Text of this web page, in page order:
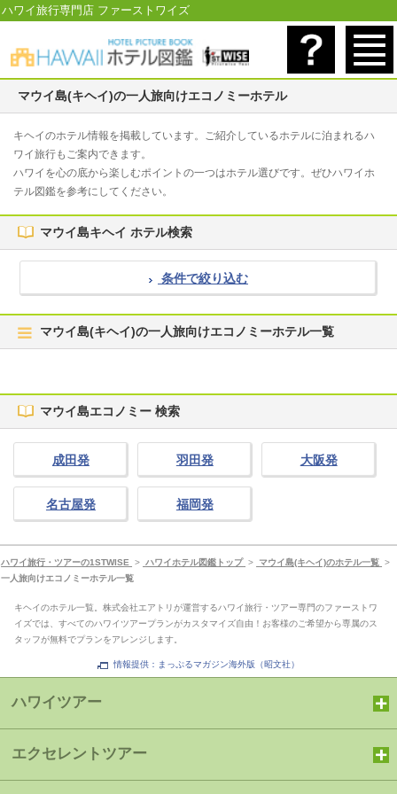
ハワイ旅行専門店 ファーストワイズ
マウイ島(キヘイ)の一人旅向けエコノミーホテル
キヘイのホテル情報を掲載しています。ご紹介しているホテルに泊まれるハ
ワイ旅行もご案内できます。
ハワイを心の底から楽しむポイントの一つはホテル選びです。ぜひハワイホ
テル図鑑を参考にしてください。
マウイ島キヘイ ホテル検索
条件で絞り込む
マウイ島(キヘイ)の一人旅向けエコノミーホテル一覧
マウイ島エコノミー 検索
成田発 羽田発 大阪発
名古屋発 福岡発
ハワイ旅行・ツアーの1STWISE > ハワイホテル図鑑トップ > マウイ島(キヘイ)のホテル一覧 >
一人旅向けエコノミーホテル一覧
キヘイのホテル一覧。株式会社エアトリが運営するハワイ旅行・ツアー専門のファーストワ
イズでは、すべてのハワイツアープランがカスタマイズ自由！お客様のご希望から専属のス
タッフが無料でプランをアレンジします。
情報提供：まっぷるマガジン海外版（昭文社）
ハワイツアー
エクセレントツアー